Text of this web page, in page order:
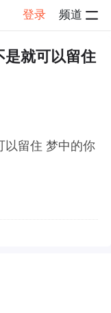
登录 频道
情
是就可以留住
以留住 梦中的你